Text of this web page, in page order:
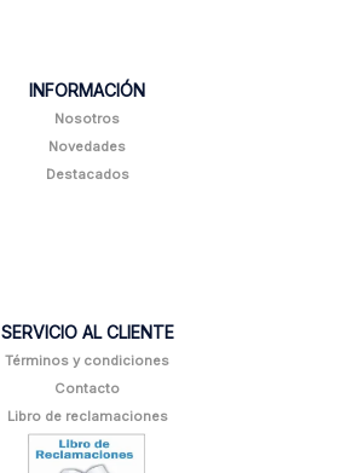
INFORMACIÓN
Nosotros
Novedades
Destacados
SERVICIO AL CLIENTE
Términos y condiciones
Contacto
Libro de reclamaciones